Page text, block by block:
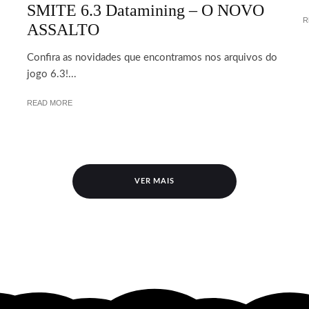
SMITE 6.3 Datamining – O NOVO
ASSALTO
Confira as novidades que encontramos nos arquivos do
jogo 6.3!...
READ MORE
VER MAIS